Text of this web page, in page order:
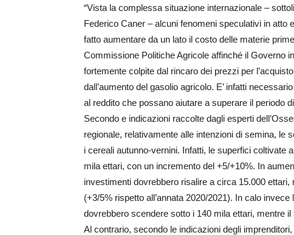
“Vista la complessa situazione internazionale –
Federico Caner – alcuni fenomeni speculativi in atto
fatto aumentare da un lato il costo delle materie
Commissione Politiche Agricole affinché il Governo
fortemente colpite dal rincaro dei prezzi per
dall’aumento del gasolio agricolo. E’ infatti
al reddito che possano aiutare a superare il periodo
Secondo e indicazioni raccolte dagli esperti
regionale, relativamente alle intenzioni di semina, le
i cereali autunno-vernini. Infatti, le superfici coltivate
mila ettari, con un incremento del +5/+10%. In
investimenti dovrebbero risalire a circa 15.000
(+3/5% rispetto all’annata 2020/2021). In calo
dovrebbero scendere sotto i 140 mila ettari, mentre
Al contrario, secondo le indicazioni degli